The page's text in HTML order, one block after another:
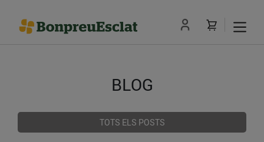
BLOG
TOTS ELS POSTS